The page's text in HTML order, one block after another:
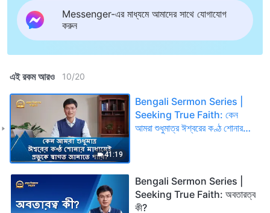
Messenger-এর মাধ্যমে আমাদের সাথে যোগাযোগ
করুন
এই রকম আরও 10/20
41:19
Bengali Sermon Series |
Seeking True Faith: কেন
আমরা শুধুমাত্র ঈশ্বরের কণ্ঠ শোনার
Bengali Sermon Series |
Seeking True Faith: অবতারত্ব
কী?